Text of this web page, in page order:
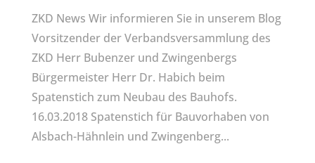
ZKD News Wir informieren Sie in unserem Blog
Vorsitzender der Verbandsversammlung des
ZKD Herr Bubenzer und Zwingenbergs
Bürgermeister Herr Dr. Habich beim
Spatenstich zum Neubau des Bauhofs.
16.03.2018 Spatenstich für Bauvorhaben von
Alsbach-Hähnlein und Zwingenberg...